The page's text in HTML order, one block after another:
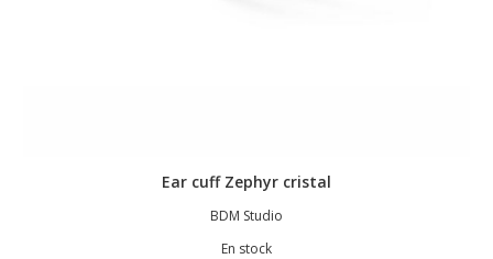
Ear cuff Zephyr cristal
BDM Studio
En stock